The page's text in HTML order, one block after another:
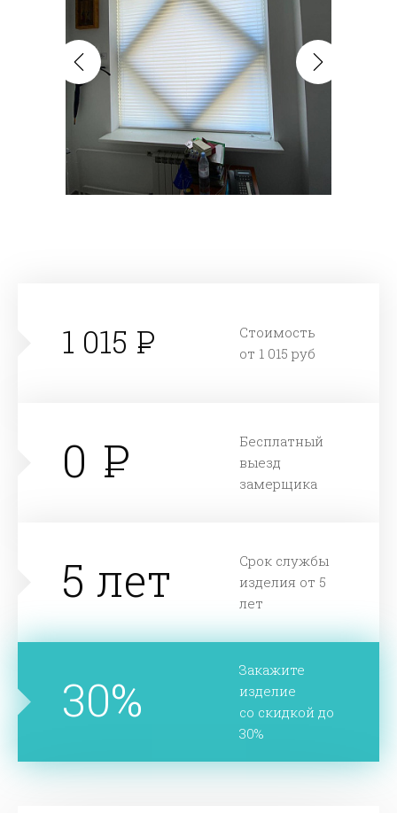
1 015
Стоимость
от 1 015 руб
0
Бесплатный
выезд
замерщика
5 лет
Срок службы
изделия от 5
лет
30%
Закажите
изделие
со скидкой до
30%